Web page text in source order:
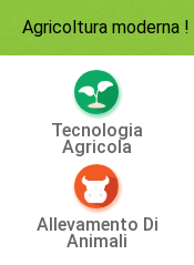
Agricoltura moderna !
Tecnologia
Agricola
Allevamento Di
Animali